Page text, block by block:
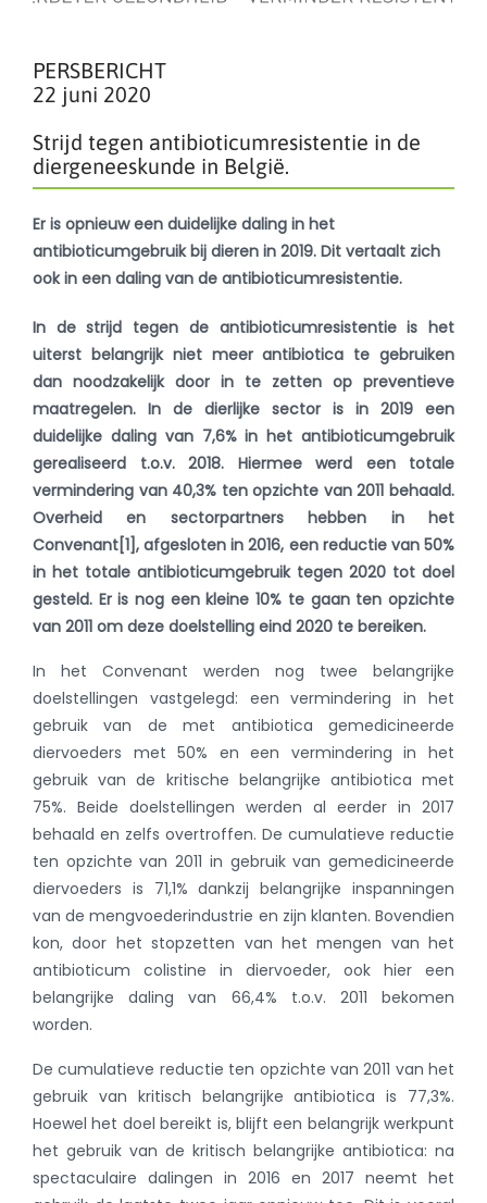
PERSBERICHT
22 juni 2020
Strijd tegen antibioticumresistentie in de
diergeneeskunde in België.
Er is opnieuw een duidelijke daling in het
antibioticumgebruik bij dieren in 2019. Dit vertaalt zich
ook in een daling van de antibioticumresistentie.
In de strijd tegen de antibioticumresistentie is het
uiterst belangrijk niet meer antibiotica te gebruiken
dan noodzakelijk door in te zetten op preventieve
maatregelen. In de dierlijke sector is in 2019 een
duidelijke daling van 7,6% in het antibioticumgebruik
gerealiseerd t.o.v. 2018. Hiermee werd een totale
vermindering van 40,3% ten opzichte van 2011 behaald.
Overheid en sectorpartners hebben in het
Convenant[1], afgesloten in 2016, een reductie van 50%
in het totale antibioticumgebruik tegen 2020 tot doel
gesteld. Er is nog een kleine 10% te gaan ten opzichte
van 2011 om deze doelstelling eind 2020 te bereiken.
In het Convenant werden nog twee belangrijke
doelstellingen vastgelegd: een vermindering in het
gebruik van de met antibiotica gemedicineerde
diervoeders met 50% en een vermindering in het
gebruik van de kritische belangrijke antibiotica met
75%. Beide doelstellingen werden al eerder in 2017
behaald en zelfs overtroffen. De cumulatieve reductie
ten opzichte van 2011 in gebruik van gemedicineerde
diervoeders is 71,1% dankzij belangrijke inspanningen
van de mengvoederindustrie en zijn klanten. Bovendien
kon, door het stopzetten van het mengen van het
antibioticum colistine in diervoeder, ook hier een
belangrijke daling van 66,4% t.o.v. 2011 bekomen
worden.
De cumulatieve reductie ten opzichte van 2011 van het
gebruik van kritisch belangrijke antibiotica is 77,3%.
Hoewel het doel bereikt is, blijft een belangrijk werkpunt
het gebruik van de kritisch belangrijke antibiotica: na
spectaculaire dalingen in 2016 en 2017 neemt het